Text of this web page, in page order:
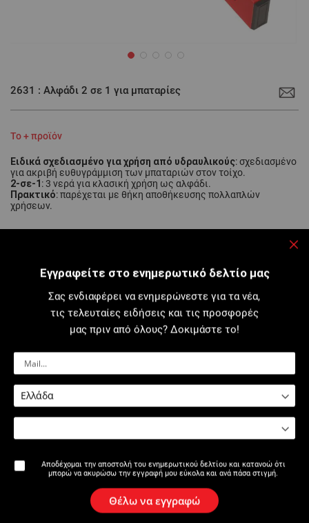
2631 : Αλφάδι 2 σε 1 για μπαταρίες
Το + προϊόν
Ειδικά σχεδιασμένο για χρήση από υδραυλικούς: σχεδιασμένο
για ακριβή ευθυγράμμιση των μπαταριών στον τοίχο.
2-σε-1: 3 νερά για κλασική χρήση ως αλφάδι.
Πρακτικό: παρέχεται με θήκη αποθήκευσης πολλαπλών
χρήσεων.
Αλφάδι για μπαταρίες, για ακριβή τοποθέτηση σε οριζόντιο και
κατακόρυφο επίπεδο των μπαταριών στον τοίχο...
Περισσότερες λεπτομέρειες
αρχή
συλλογής
κατακόρυφο επίπεδο των μπαταριών στον τοίχο.
Διαστάσεις: 90 – 110 – 120 – 140 – 150 – 160 – 180 – 200 – 220
Εγγραφείτε στο ενημερωτικό δελτίο μας
Σας ενδιαφέρει να ενημερώνεστε για τα νέα,
τις τελευταίες ειδήσεις και τις προσφορές
μας πριν από όλους? Δοκιμάστε το!
Αποδέχομαι την αποστολή του ενημερωτικού δελτίου και κατανοώ ότι
μπορώ να ακυρώσω την εγγραφή μου εύκολα και ανά πάσα στιγμή.
Θέλω να εγγραφώ